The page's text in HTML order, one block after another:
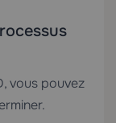
vous pouvez